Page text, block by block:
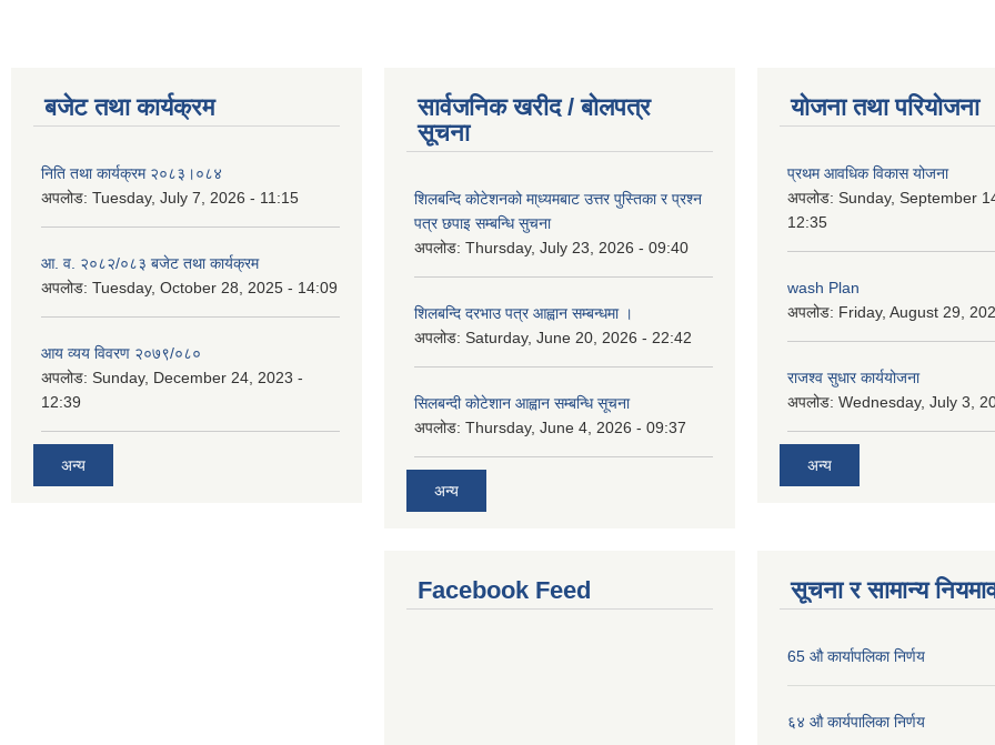
बजेट तथा कार्यक्रम
निति तथा कार्यक्रम २०८३।०८४
अपलोड: Tuesday, July 7, 2026 - 11:15
आ. व. २०८२/०८३ बजेट तथा कार्यक्रम
अपलोड: Tuesday, October 28, 2025 - 14:09
आय व्यय विवरण २०७९/०८०
अपलोड: Sunday, December 24, 2023 -
12:39
अन्य
सार्वजनिक खरीद / बोलपत्र
सूचना
शिलबन्दि कोटेशनको मा्ध्यमबाट उत्तर पुस्तिका र प्रश्न
पत्र छपाइ सम्बन्धि सुचना
अपलोड: Thursday, July 23, 2026 - 09:40
शिलबन्दि दरभाउ पत्र आह्वान सम्बन्धमा ।
अपलोड: Saturday, June 20, 2026 - 22:42
सिलबन्दी कोटेशान आह्वान सम्बन्धि सूचना
अपलोड: Thursday, June 4, 2026 - 09:37
अन्य
योजना तथा परियोजना
प्रथम आवधिक विकास योजना
अपलोड: Sunday, September
12:35
wash Plan
अपलोड: Friday, August 29,
राजश्व सुधार कार्ययोजना
अपलोड: Wednesday, July 3,
अन्य
Facebook Feed सूचना र सामान्य
65 औ कार्यापलिका निर्णय
६४ औ कार्यपालिका निर्णय